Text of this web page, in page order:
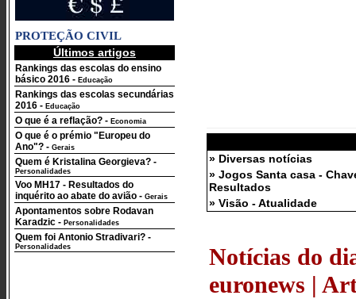
PROTEÇÃO CIVIL
Últimos artigos
Rankings das escolas do ensino
básico 2016 - Educação
Rankings das escolas secundárias
2016 - Educação
O que é a reflação? - Economia
O que é o prémio "Europeu do
Ano"? - Gerais
Quem é Kristalina Georgieva? -
Personalidades
Voo MH17 - Resultados do
inquérito ao abate do avião - Gerais
Apontamentos sobre Rodavan
Karadzic - Personalidades
Quem foi Antonio Stradivari? -
Personalidades
» Diversas notícias
» Jogos Santa casa -
Resultados
» Visão - Atualidade
Notícias do
euronews |